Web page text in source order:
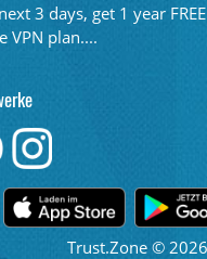
3 days, get 1 year
VPN plan....
Trust.Zone © 2026